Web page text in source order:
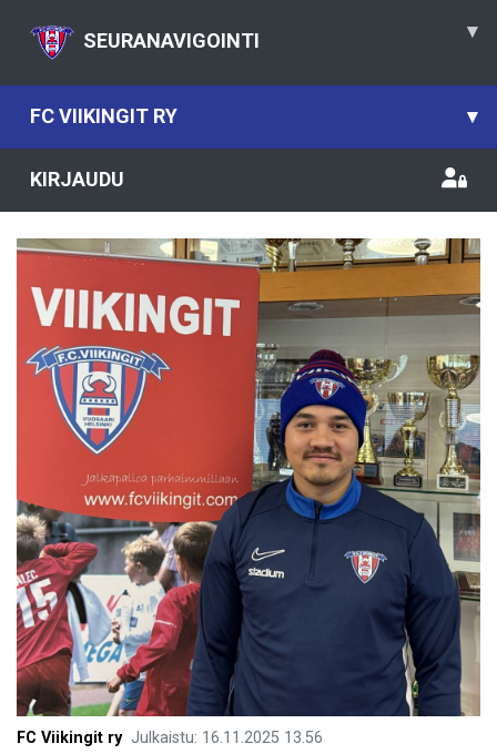
SEURANAVIGOINTI ▾
FC VIIKINGIT RY ▾
KIRJAUDU
FC Viikingit ry Julkaistu: 16.11.2025 13.56